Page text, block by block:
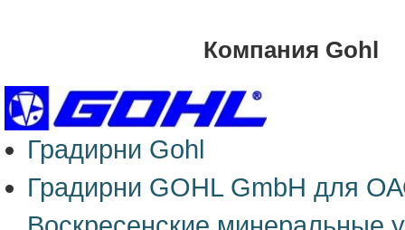
Компания Gohl
Градирни Gohl
Градирни GOHL GmbH для